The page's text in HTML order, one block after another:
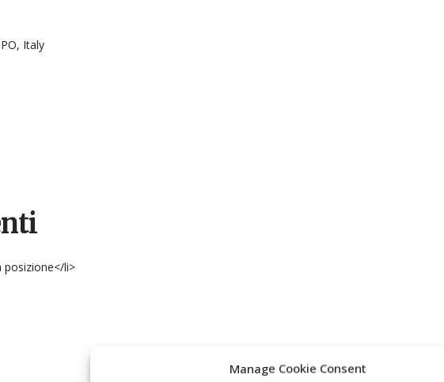
Manage Cookie Consent
Italy
posizione</li>